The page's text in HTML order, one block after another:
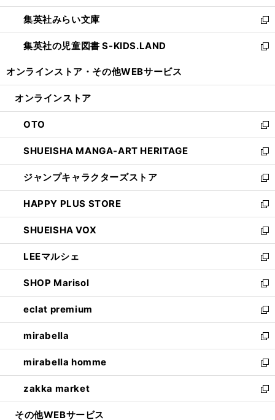
開
く
ウ
で
開
く
ン
ド
ウ
で
ウ
ィ
ン
ド
開
集英社みらい文庫
新
し
い
ン
ウ
で
開
く
集英社の児童図書 S-KIDS.LAND
新
ウ
ン
ド
ウ
で
開
く
オンラインストア・ その他WEBサービス
オンラインストア
OTO
新
し
い
ウ
ィ
ン
ド
ウ
で
開
く
SHUEISHA MANGA-ART HERITAGE
新
し
い
ウ
ィ
ン
ド
ウ
で
開
く
ジャンプキャラクターズストア
新
し
い
ウ
ィ
ン
ド
ウ
で
開
く
HAPPY PLUS STORE
新
し
い
ウ
ィ
ン
ド
ウ
で
開
く
SHUEISHA VOX
新
し
い
ウ
ィ
ン
ド
ウ
で
開
く
LEEマルシェ
新
し
い
ウ
ィ
ン
ド
ウ
で
開
く
SHOP Marisol
新
し
い
ウ
ィ
ン
ド
ウ
で
開
eclat premium
新
し
い
ウ
ィ
ン
ド
ウ
mirabella
新
し
い
ウ
ィ
ン
mirabella homme
新
し
い
ウ
zakka market
新
し
その他WEBサービス